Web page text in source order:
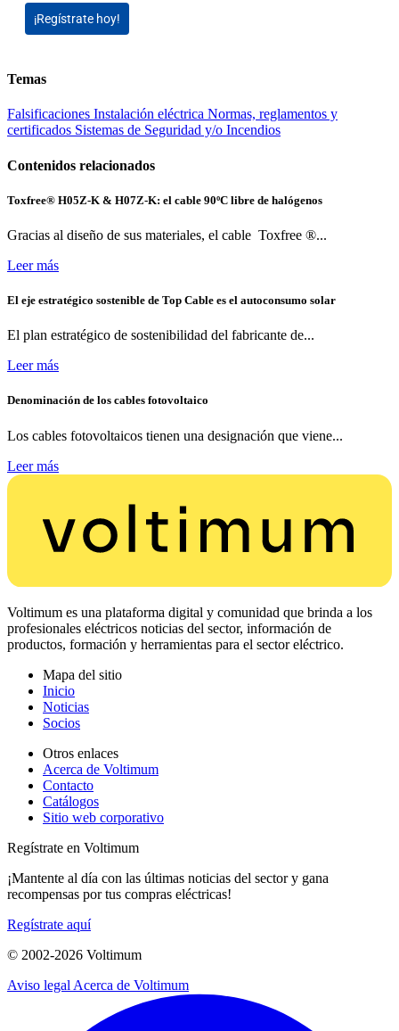
¡Regístrate hoy!
Temas
Falsificaciones Instalación eléctrica Normas, reglamentos y
certificados Sistemas de Seguridad y/o Incendios
Contenidos relacionados
Toxfree® H05Z-K & H07Z-K: el cable 90ºC libre de halógenos
Gracias al diseño de sus materiales, el cable Toxfree ®...
Leer más
El eje estratégico sostenible de Top Cable es el autoconsumo solar
El plan estratégico de sostenibilidad del fabricante de...
Leer más
Denominación de los cables fotovoltaico
Los cables fotovoltaicos tienen una designación que viene...
Leer más
Voltimum es una plataforma digital y comunidad que brinda a los
profesionales eléctricos noticias del sector, información de
productos, formación y herramientas para el sector eléctrico.
Mapa del sitio
Inicio
Noticias
Socios
Otros enlaces
Acerca de Voltimum
Contacto
Catálogos
Sitio web corporativo
Regístrate en Voltimum
¡Mantente al día con las últimas noticias del sector y gana
recompensas por tus compras eléctricas!
Regístrate aquí
© 2002-2026 Voltimum
Aviso legal Acerca de Voltimum